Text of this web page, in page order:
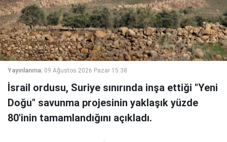
Yayınlanma: 09 Ağustos 2026 Pazar 15:38
İsrail ordusu, Suriye sınırında inşa ettiği "Yeni
Doğu" savunma projesinin yaklaşık yüzde
80'inin tamamlandığını açıkladı.